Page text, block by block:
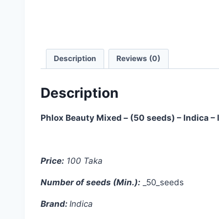
Description Reviews (0)
Description
Phlox Beauty Mixed – (50 seeds) – Indica –
Price: 100 Taka
Number of seeds (Min.): _50_seeds
Brand: Indica